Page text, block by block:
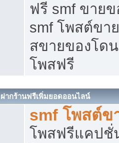
ฟรี smf ขาย
smf โพสต์ขา
สขายของโด
โพสฟรี
ฝากร้านฟรีเพิ่มยอดออนไลน์
smf โพสต์ข
โพสฟรีแคปชั่